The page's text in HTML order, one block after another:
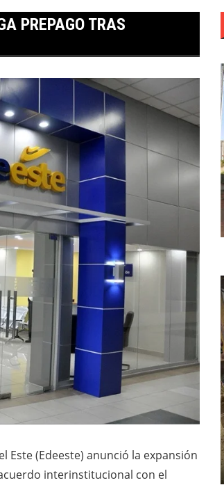
PREPAGO TRAS
Este (Edeeste) anunció la expansión
interinstitucional con el